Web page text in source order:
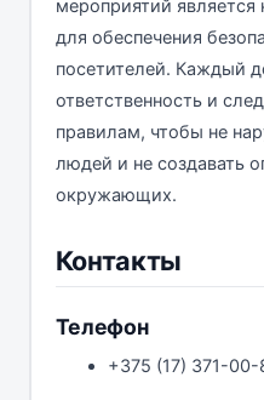
мероприятий
для обеспечения
посетителей. Каждый
ответственность и
правилам, чтобы не
людей и не создавать
окружающих.
Контакты
Телефон
+375 (17) 371-00-